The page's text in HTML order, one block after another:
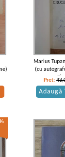
Marius
(cu
Pret:
Adaugă